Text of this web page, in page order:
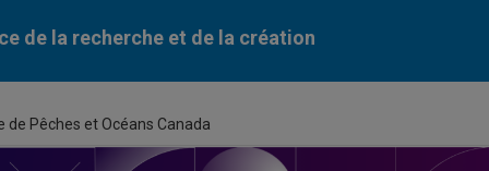
de la recherche et de la création
Pêches et Océans Canada